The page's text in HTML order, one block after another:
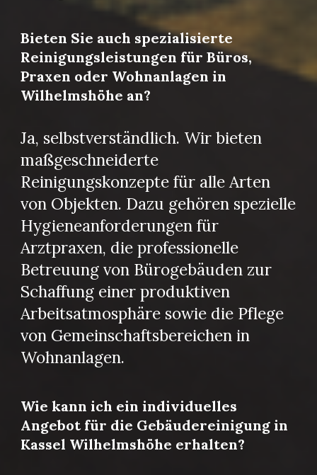
Bieten Sie auch spezialisierte
Reinigungsleistungen für Büros,
Praxen oder Wohnanlagen in
Wilhelmshöhe an?
Ja, selbstverständlich. Wir bieten
maßgeschneiderte
Reinigungskonzepte für alle Arten
von Objekten. Dazu gehören spezielle
Hygieneanforderungen für
Arztpraxen, die professionelle
Betreuung von Bürogebäuden zur
Schaffung einer produktiven
Arbeitsatmosphäre sowie die Pflege
von Gemeinschaftsbereichen in
Wohnanlagen.
Wie kann ich ein individuelles
Angebot für die Gebäudereinigung in
Kassel Wilhelmshöhe erhalten?